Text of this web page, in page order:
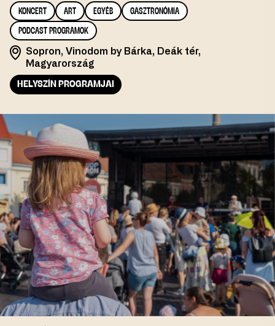
KONCERT ART EGYÉB GASZTRONÓMIA
PODCAST PROGRAMOK
Sopron, Vinodom by Bárka, Deák tér,
Magyarország
HELYSZÍN PROGRAMJAI